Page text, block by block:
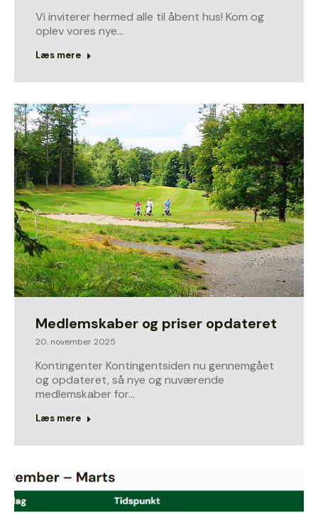
Vi inviterer hermed alle til åbent hus! Kom og
oplev vores nye…
Læs mere
Medlemskaber og priser opdateret
20. november 2025
Kontingenter Kontingentsiden nu gennemgået
og opdateret, så nye og nuværende
medlemskaber for…
Læs mere